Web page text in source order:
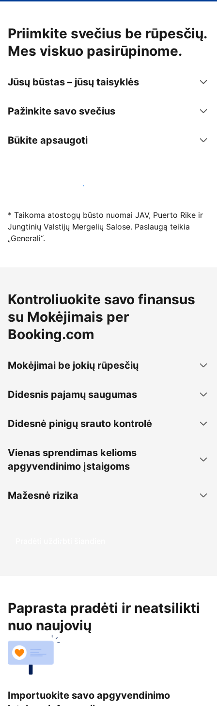
Priimkite svečius be rūpesčių.
Mes viskuo pasirūpinome.
Jūsų būstas – jūsų taisyklės
Pažinkite savo svečius
Būkite apsaugoti
Registruotis mūsų platformoje dabar
* Taikoma atostogų būsto nuomai JAV, Puerto Rike ir
Jungtinių Valstijų Mergelių Salose. Paslaugą teikia
„Generali“.
Kontroliuokite savo finansus
su Mokėjimais per
Booking.com
Mokėjimai be jokių rūpesčių
Didesnis pajamų saugumas
Didesnė pinigų srauto kontrolė
Vienas sprendimas kelioms
apgyvendinimo įstaigoms
Mažesnė rizika
Pradėti uždirbti šiandien
Paprasta pradėti ir neatsilikti
nuo naujovių
Importuokite savo apgyvendinimo